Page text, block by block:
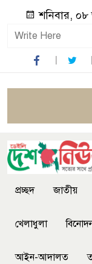
শনিবার, ০৮
প্রচ্ছদ জাতীয়
খেলাধুলা
আইন-আদালত